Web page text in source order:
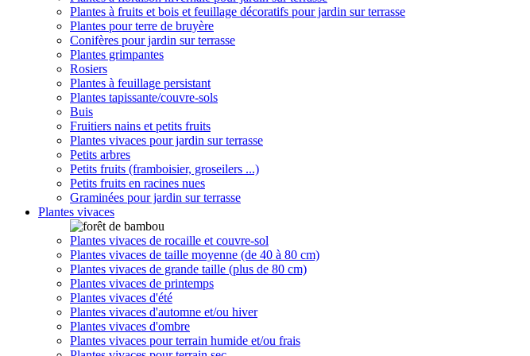
Plantes à fruits et bois et feuillage décoratifs pour jardin sur terrasse
Plantes pour terre de bruyère
Conifères pour jardin sur terrasse
Plantes grimpantes
Rosiers
Plantes à feuillage persistant
Plantes tapissante/couvre-sols
Buis
Fruitiers nains et petits fruits
Plantes vivaces pour jardin sur terrasse
Petits arbres
Petits fruits (framboisier, groseilers ...)
Petits fruits en racines nues
Graminées pour jardin sur terrasse
Plantes vivaces
Plantes vivaces de rocaille et couvre-sol
Plantes vivaces de taille moyenne (de 40 à 80 cm)
Plantes vivaces de grande taille (plus de 80 cm)
Plantes vivaces de printemps
Plantes vivaces d'été
Plantes vivaces d'automne et/ou hiver
Plantes vivaces d'ombre
Plantes vivaces pour terrain humide et/ou frais